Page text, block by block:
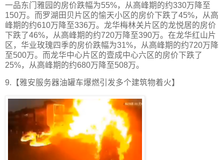
一品东门雅园的房价跌幅为55%，从高峰期的约330万降至
150万。而罗湖田贝片区的愉天小区的房价下跌了45%，从高
峰期的约610万降至336万。龙华梅林关片区的龙悦居的房价
下跌了46%，从高峰期的约720万降至390万。在龙华红山片
区，华业玫瑰四季的房价跌幅为31%，从高峰期的约720万降
至500万。而龙华中心片区的壹成中心六区的房价下跌了
25%，从高峰期的约680万降至508万。
9.【雅安服务器油罐车爆燃引发多个建筑物着火】